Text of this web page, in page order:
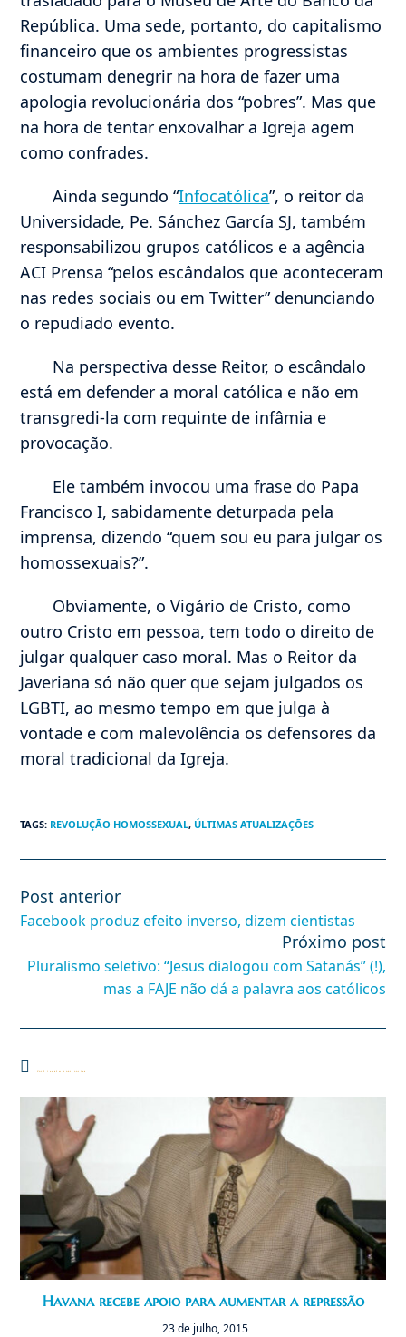
República. Uma sede, portanto, do capitalismo
financeiro que os ambientes progressistas
costumam denegrir na hora de fazer uma
apologia revolucionária dos “pobres”. Mas que
na hora de tentar enxovalhar a Igreja agem
como confrades.
Ainda segundo “Infocatólica”, o reitor da
Universidade, Pe. Sánchez García SJ, também
responsabilizou grupos católicos e a agência
ACI Prensa “pelos escândalos que aconteceram
nas redes sociais ou em Twitter” denunciando
o repudiado evento.
Na perspectiva desse Reitor, o escândalo
está em defender a moral católica e não em
transgredi-la com requinte de infâmia e
provocação.
Ele também invocou uma frase do Papa
Francisco I, sabidamente deturpada pela
imprensa, dizendo “quem sou eu para julgar os
homossexuais?”.
Obviamente, o Vigário de Cristo, como
outro Cristo em pessoa, tem todo o direito de
julgar qualquer caso moral. Mas o Reitor da
Javeriana só não quer que sejam julgados os
LGBTI, ao mesmo tempo em que julga à
vontade e com malevolência os defensores da
moral tradicional da Igreja.
TAGS: REVOLUÇÃO HOMOSSEXUAL, ÚLTIMAS ATUALIZAÇÕES
Leia
mais
artigos
Post anterior
Facebook produz efeito inverso, dizem cientistas
Próximo post
Pluralismo seletivo: “Jesus dialogou com Satanás” (!),
mas a FAJE não dá a palavra aos católicos
Você também pode gostar
Havana recebe apoio para aumentar a repressão
23 de julho, 2015